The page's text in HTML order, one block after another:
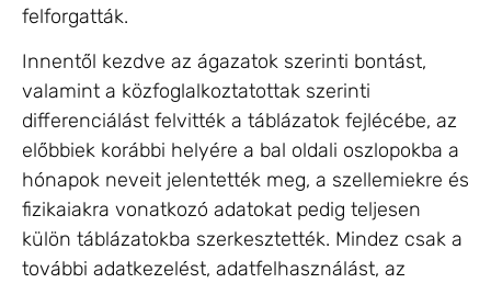
felforgatták.
Innentől kezdve az ágazatok szerinti bontást,
valamint a közfoglalkoztatottak szerinti
differenciálást felvitték a táblázatok fejlécébe, az
előbbiek korábbi helyére a bal oldali oszlopokba a
hónapok neveit jelentették meg, a szellemiekre és
fizikaiakra vonatkozó adatokat pedig teljesen
külön táblázatokba szerkesztették. Mindez csak a
további adatkezelést, adatfelhasználást, az